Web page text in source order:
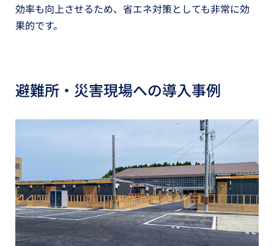
効率も向上させるため、省エネ対策としても非常に効
果的です。
避難所・災害現場への導入事例